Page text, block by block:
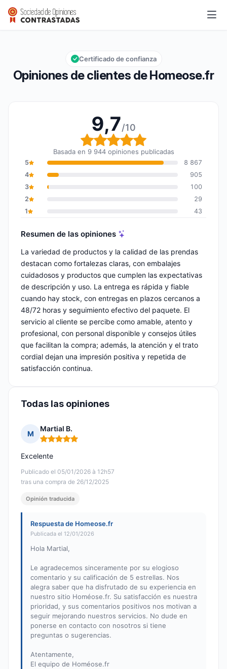
Homeose.fr
Calificación global: 9,7 de 10
9,7/10
Opiniones de clientes de Homeose.fr
Certificado de confianza
9,7/10
Calificación global: 9,7
Basada en 9 944 opiniones publicadas
5
8 867
4
905
3
100
2
29
1
43
Resumen de las opiniones
La variedad de productos y la calidad de las prendas
destacan como fortalezas claras, con embalajes
cuidadosos y productos que cumplen las expectativas
de descripción y uso. La entrega es rápida y fiable
cuando hay stock, con entregas en plazos cercanos a
48/72 horas y seguimiento efectivo del paquete. El
servicio al cliente se percibe como amable, atento y
profesional, con personal disponible y consejos útiles
que facilitan la compra; además, la atención y el trato
cordial dejan una impresión positiva y repetida de
satisfacción continua.
Todas las opiniones
M
Martial B.
Nota: 5 de 5
Publicado el 05/01/2026 à 12h57
tras una compra de 26/12/2025
Excelente
Opinión traducida
Respuesta de Homeose.fr
Publicada el 12/01/2026
Hola Martial,
Le agradecemos sinceramente por su elogioso
comentario y su calificación de 5 estrellas. Nos
alegra saber que ha disfrutado de su experiencia en
nuestro sitio Homéose.fr. Su satisfacción es nuestra
prioridad, y sus comentarios positivos nos motivan a
seguir mejorando nuestros servicios. No dude en
ponerse en contacto con nosotros si tiene
preguntas o sugerencias.
Atentamente,
El equipo de Homéose.fr